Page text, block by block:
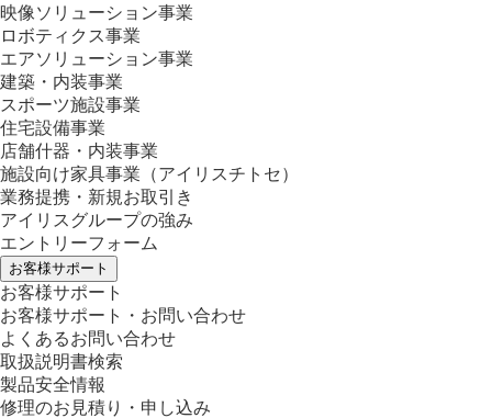
映像ソリューション事業
ロボティクス事業
エアソリューション事業
建築・内装事業
スポーツ施設事業
住宅設備事業
店舗什器・内装事業
施設向け家具事業 （アイリスチトセ）
業務提携・新規お取引き
アイリスグループの強み
エントリーフォーム
お客様サポート
お客様サポート
お客様サポート・お問い合わせ
よくあるお問い合わせ
取扱説明書検索
製品安全情報
修理のお見積り・申し込み